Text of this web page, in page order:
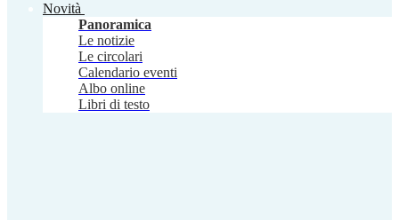
Novità
Panoramica
Le notizie
Le circolari
Calendario eventi
Albo online
Libri di testo